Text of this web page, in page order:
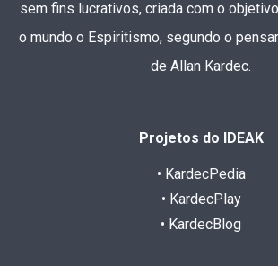
sem fins lucrativos, criada com o
o mundo o Espiritismo, segundo o
de Allan Kardec.
Projetos do IDEAK
• KardecPedia
• KardecPlay
• KardecBlog